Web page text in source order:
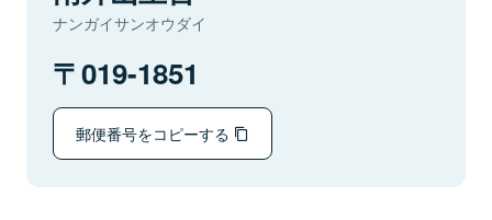
ナンガイサンオウダイ
019-1851
郵便番号をコピーする